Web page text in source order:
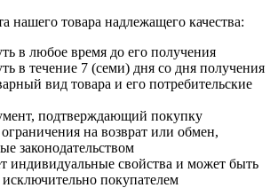
нашего товара надлежащего качества:
в любое время до его получения
в течение 7 (семи) дня со дня получения
вид товара и его потребительские
подтверждающий покупку
на возврат или обмен,
законодательством
индивидуальные свойства и может быть
исключительно покупателем